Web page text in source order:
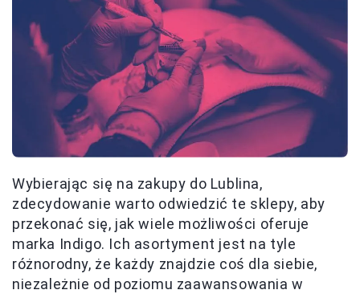
Wybierając się na zakupy do Lublina,
zdecydowanie warto odwiedzić te sklepy, aby
przekonać się, jak wiele możliwości oferuje
marka Indigo. Ich asortyment jest na tyle
różnorodny, że każdy znajdzie coś dla siebie,
niezależnie od poziomu zaawansowania w